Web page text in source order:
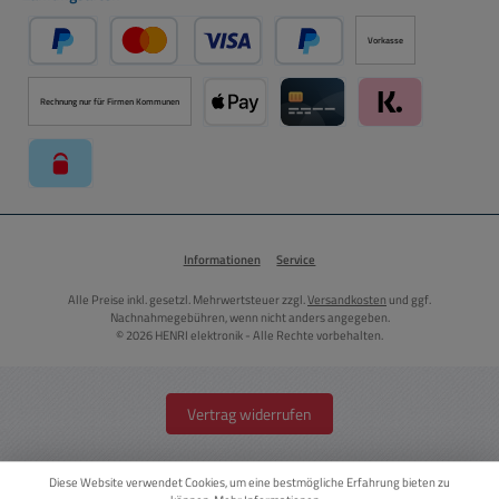
PayPal Kredit- oder Debitkarte über PayPal
Später Bezahlen über PayPal
Vorkasse
Rechnung nur für Firmen Kommunen
Informationen Service
Alle Preise inkl. gesetzl. Mehrwertsteuer zzgl.Versandkosten und ggf.
Nachnahmegebühren, wenn nicht anders angegeben.
© 2026 HENRI elektronik - Alle Rechte vorbehalten.
Vertrag widerrufen
Diese Website verwendet Cookies, um eine bestmögliche Erfahrung bieten zu